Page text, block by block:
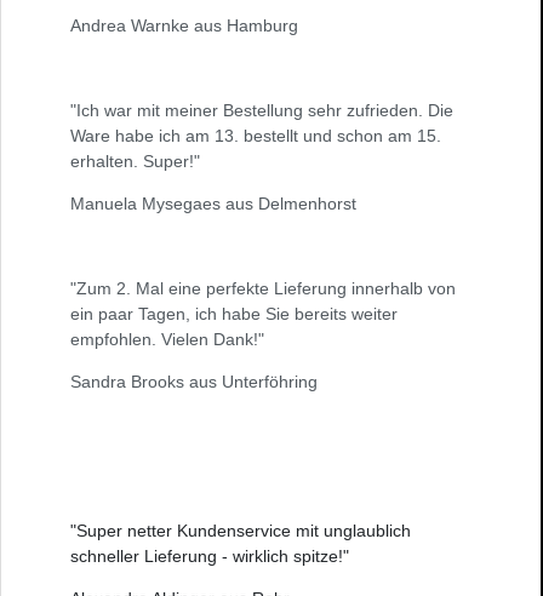
Andrea Warnke aus Hamburg
"Ich war mit meiner Bestellung sehr zufrieden. Die
Ware habe ich am 13. bestellt und schon am 15.
erhalten. Super!"
Manuela Mysegaes aus Delmenhorst
"Zum 2. Mal eine perfekte Lieferung innerhalb von
ein paar Tagen, ich habe Sie bereits weiter
empfohlen. Vielen Dank!"
Sandra Brooks aus Unterföhring
"Super netter Kundenservice mit unglaublich
schneller Lieferung - wirklich spitze!"